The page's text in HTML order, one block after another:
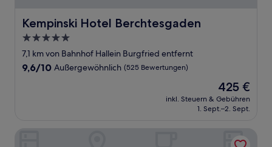
Kempinski Hotel Berchtesgaden
Kempinski Hotel Berchtesgaden
5.0-
Sterne-
Unterkunft
7,1 km von Bahnhof Hallein Burgfried entfernt
9.6
9,6/10 Außergewöhnlich (525 Bewertungen)
Der
Preis
beträgt
425 €
inkl. Steuern & Gebühren
1. Sept.–2. Sept.